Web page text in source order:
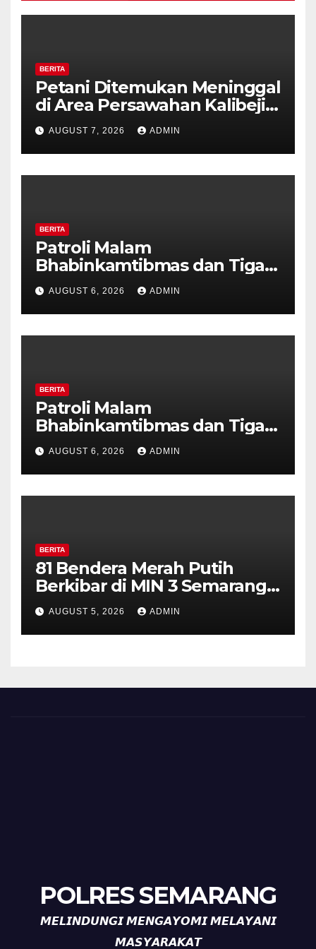
BERITA
Petani Ditemukan Meninggal
di Area Persawahan Kalibeji,
Polisi Pastikan Tidak Ada
Tanda Kekerasan
AUGUST 7, 2026 ADMIN
BERITA
Patroli Malam
Bhabinkamtibmas dan Tiga
Pilar Kelurahan Ungaran
Perkuat Kamtibmas, Warga
Diajak Aktifkan Ronda
AUGUST 6, 2026 ADMIN
BERITA
Patroli Malam
Bhabinkamtibmas dan Tiga
Pilar Kelurahan Ungaran
Perkuat Kamtibmas, Warga
Diajak Aktifkan Ronda
AUGUST 6, 2026 ADMIN
BERITA
81 Bendera Merah Putih
Berkibar di MIN 3 Semarang,
Bhabinkamtibmas Desa
Timpik Hadiri Peringatan
HUT ke-81 Kemerdekaan RI
AUGUST 5, 2026 ADMIN
POLRES SEMARANG
𝙈𝙀𝙇𝙄𝙉𝘿𝙐𝙉𝙂𝙄 𝙈𝙀𝙉𝙂𝘼𝙔𝙊𝙈𝙄 𝙈𝙀𝙇𝘼𝙔𝘼𝙉𝙄
𝙈𝘼𝙎𝙔𝘼𝙍𝘼𝙆𝘼𝙏